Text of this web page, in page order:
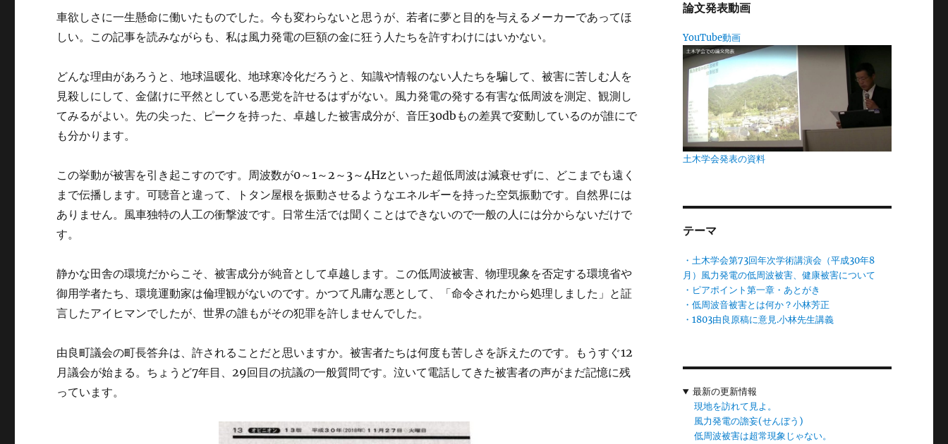
車欲しさに一生懸命に働いたものでした。今も変わらないと思うが、若者に夢と目的を与えるメーカーであってほ
しい。この記事を読みながらも、私は風力発電の巨額の金に狂う人たちを許すわけにはいかない。
どんな理由があろうと、地球温暖化、地球寒冷化だろうと、知識や情報のない人たちを騙して、被害に苦しむ人を
見殺しにして、金儲けに平然としている悪党を許せるはずがない。風力発電の発する有害な低周波を測定、観測し
てみるがよい。先の尖った、ピークを持った、卓越した被害成分が、音圧30dbもの差異で変動しているのが誰にで
も分かります。
この挙動が被害を引き起こすのです。周波数が0～1～2～3～4Hzといった超低周波は減衰せずに、どこまでも遠く
まで伝播します。可聴音と違って、トタン屋根を振動させるようなエネルギーを持った空気振動です。自然界には
ありません。風車独特の人工の衝撃波です。日常生活では聞くことはできないので一般の人には分からないだけで
す。
静かな田舎の環境だからこそ、被害成分が純音として卓越します。この低周波被害、物理現象を否定する環境省や
御用学者たち、環境運動家は倫理観がないのです。かつて凡庸な悪として、「命令されたから処理しました」と証
言したアイヒマンでしたが、世界の誰もがその犯罪を許しませんでした。
由良町議会の町長答弁は、許されることだと思いますか。被害者たちは何度も苦しさを訴えたのです。もうすぐ12
月議会が始まる。ちょうど7年目、29回目の抗議の一般質問です。泣いて電話してきた被害者の声がまだ記憶に残
っています。
論文発表動画
YouTube動画
土木学会発表の資料
テーマ
・土木学会第73回年次学術講演会（平成30年8
月）風力発電の低周波被害、健康被害について
・ピアポイント第一章・あとがき
・低周波音被害とは何か？小林芳正
・1803由良原稿に意見.小林先生講義
最新の更新情報
現地を訪れて見よ。
風力発電の譫妄(せんぼう)
低周波被害は超常現象じゃない。